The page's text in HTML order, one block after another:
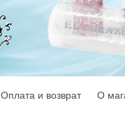
Оплата и возврат О